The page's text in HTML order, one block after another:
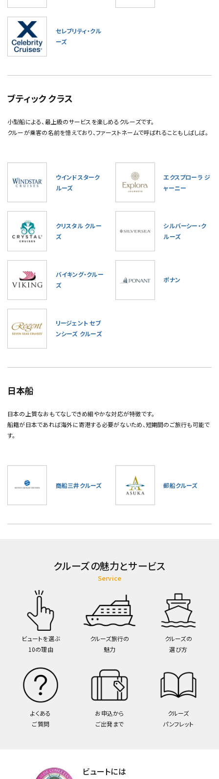
セレブリティ・クル
ーズ
ブティック クラス
小型船による、最上級のサービスを楽しめるクルーズです。
クルーが乗客の名前を憶えており、ファーストネームで呼ばれることもしばしば。
ウインドスターク
ルーズ
エクスプローラ ジ
ャーニー
クリスタル クルー
ズ
シルバーシー・ク
ルーズ
バイキング・クルー
ズ
ポナン
リージェント セブ
ンシーズ クルーズ
日本船
日本の上質なおもてなしできめ細やかな対応が特徴です。
船籍が日本であれば海外に寄港する必要がないため、短期間のご旅行も可能で
す。
商船三井クルーズ 郵船クルーズ
クルーズの魅力とサービス
Service
ビュートを選ぶ
10の理由
クルーズ旅行の
魅力
クルーズの
選び方
よくある
ご質問
お申込から
ご出発まで
クルーズ
パンフレット
ビュートには